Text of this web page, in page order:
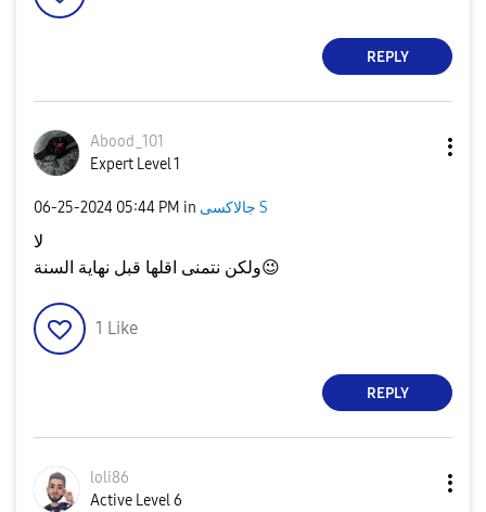
REPLY
Abood_101
Expert Level 1
‎06-25-2024 05:44 PM in جالاكسى S
لا
ولكن نتمنى اقلها قبل نهاية السنة😉
1 Like
REPLY
loli86
Active Level 6